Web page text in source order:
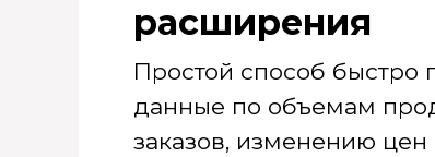
расширения
Простой способ быстро
данные по объемам
заказов, изменению цен